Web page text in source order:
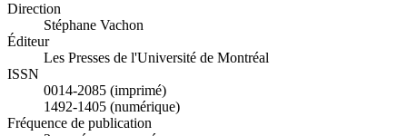
Direction
Stéphane Vachon
Éditeur
Les Presses de l'Université de Montréal
ISSN
0014-2085 (imprimé)
1492-1405 (numérique)
Fréquence de publication